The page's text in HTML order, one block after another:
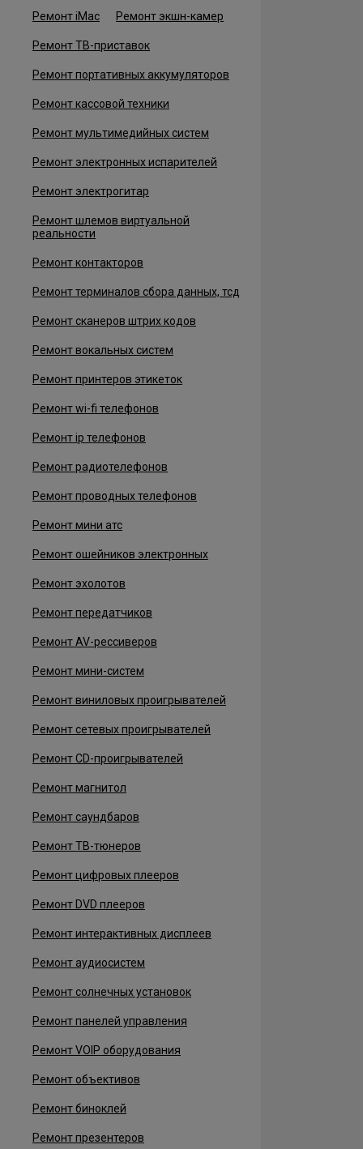
Ремонт iMac Ремонт экшн-камер
Ремонт ТВ-приставок
Ремонт портативных аккумуляторов
Ремонт кассовой техники
Ремонт мультимедийных систем
Ремонт электронных испарителей
Ремонт электрогитар
Ремонт шлемов виртуальной
реальности
Ремонт контакторов
Ремонт терминалов сбора данных, тсд
Ремонт сканеров штрих кодов
Ремонт вокальных систем
Ремонт принтеров этикеток
Ремонт wi-fi телефонов
Ремонт ip телефонов
Ремонт радиотелефонов
Ремонт проводных телефонов
Ремонт мини атс
Ремонт ошейников электронных
Ремонт эхолотов
Ремонт передатчиков
Ремонт AV-рессиверов
Ремонт мини-систем
Ремонт виниловых проигрывателей
Ремонт сетевых проигрывателей
Ремонт CD-проигрывателей
Ремонт магнитол
Ремонт саундбаров
Ремонт ТВ-тюнеров
Ремонт цифровых плееров
Ремонт DVD плееров
Ремонт интерактивных дисплеев
Ремонт аудиосистем
Ремонт солнечных установок
Ремонт панелей управления
Ремонт VOIP оборудования
Ремонт объективов
Ремонт биноклей
Ремонт презентеров